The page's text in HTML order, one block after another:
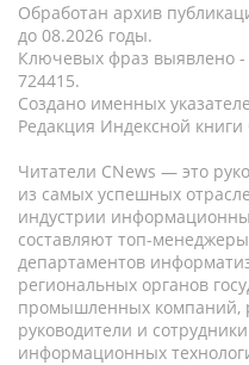
Обработан архив
до 08.2026 годы.
Ключевых фраз выявлено -
724415.
Создано именных
Редакция Индексной книги
Читатели CNews — это
из самых успешных
индустрии
составляют топ-
департаментов
региональных органов
промышленных компаний,
руководители и
информационных